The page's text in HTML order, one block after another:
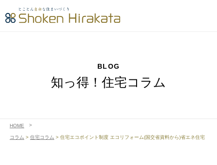
BLOG
知っ得！住宅コラム
HOME
コラム > 住宅コラム > 住宅エコポイント制度 エコリフォーム(国交省資料から)省エネ住宅